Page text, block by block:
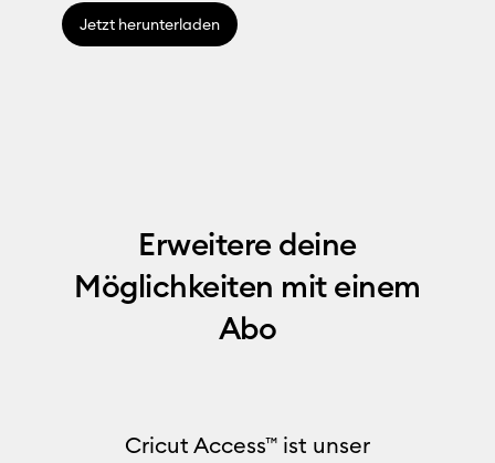
Jetzt herunterladen
Erweitere deine
Möglichkeiten mit einem
Abo
Cricut Access™ ist unser